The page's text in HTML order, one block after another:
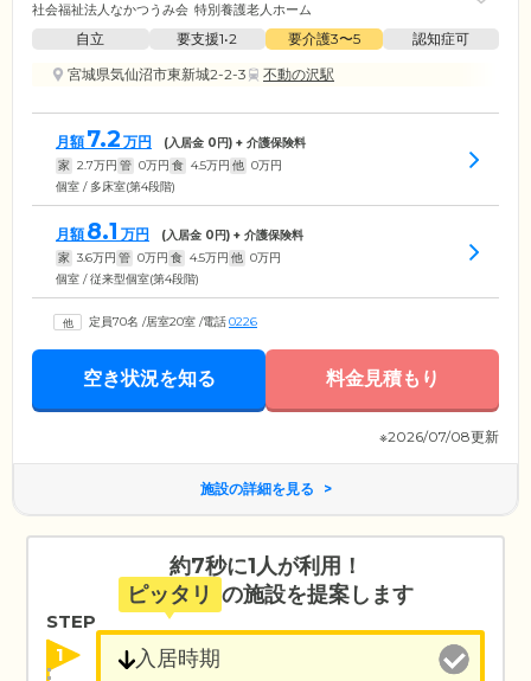
社会福祉法人なかつうみ会 特別養護老人ホーム
自立 要支援1•2 要介護3〜5
認知症可
宮城県気仙沼市東新城2-2-3
不動の沢駅
月額 7.2 万円 (入居金 0円) + 介護保険料
家 2.7万円 管 0万円 食 4.5万円 他 0万円
個室 / 多床室(第4段階)
月額 8.1 万円 (入居金 0円) + 介護保険料
家 3.6万円 管 0万円 食 4.5万円 他 0万円
個室 / 従来型個室(第4段階)
定員70名 /居室20室 /電話0226
空き状況を知る 料金見積もり
※2026/07/08更新
施設の詳細を見る
約7秒に1人が利用！
ピッタリ の施設を提案します
STEP
1